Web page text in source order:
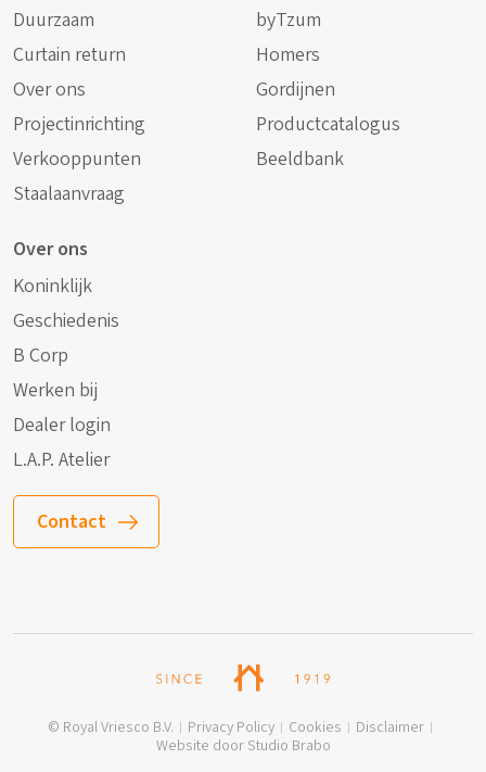
Duurzaam
Curtain return
Over ons
Projectinrichting
Verkooppunten
Staalaanvraag
byTzum
Homers
Gordijnen
Productcatalogus
Beeldbank
Over ons
Koninklijk
Geschiedenis
B Corp
Werken bij
Dealer login
L.A.P. Atelier
Contact
© Royal Vriesco B.V. Privacy Policy Cookies
Disclaimer
Website door Studio Brabo